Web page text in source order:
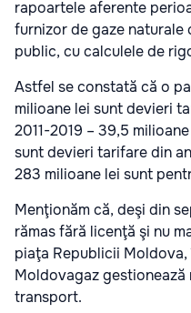
rapoartele aferente
furnizor de gaze
public, cu calculele de
Astfel se constată că o
milioane lei sunt devieri
2011-2019 – 39,5
sunt devieri tarifare din
283 milioane lei sunt
Menţionăm că, deşi din
rămas fără licenţă şi nu
piaţa Republicii
Moldovagaz
transport.